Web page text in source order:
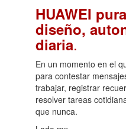
HUAWEI
diseño,
diaria.
En un momento en el
para contestar
trabajar, registrar
resolver tareas
que nunca.